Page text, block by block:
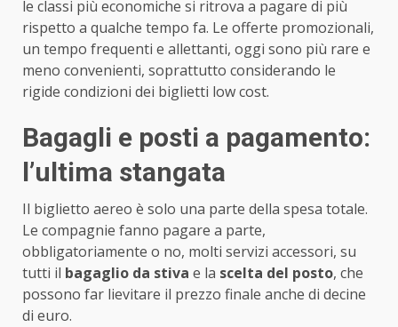
le classi più economiche si ritrova a pagare di più
rispetto a qualche tempo fa. Le offerte promozionali,
un tempo frequenti e allettanti, oggi sono più rare e
meno convenienti, soprattutto considerando le
rigide condizioni dei biglietti low cost.
Bagagli e posti a pagamento:
l’ultima stangata
Il biglietto aereo è solo una parte della spesa totale.
Le compagnie fanno pagare a parte,
obbligatoriamente o no, molti servizi accessori, su
tutti il bagaglio da stiva e la scelta del posto, che
possono far lievitare il prezzo finale anche di decine
di euro.